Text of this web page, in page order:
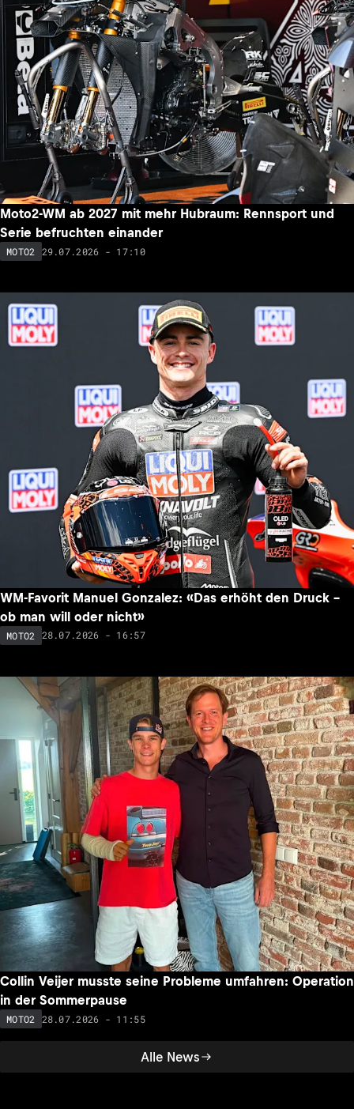
Alle News
Moto2-WM ab 2027 mit mehr Hubraum: Rennsport und
Serie befruchten einander
MOTO2 29.07.2026 - 17:10
WM-Favorit Manuel Gonzalez: «Das erhöht den Druck –
ob man will oder nicht»
MOTO2 28.07.2026 - 16:57
Collin Veijer musste seine Probleme umfahren: Operation
in der Sommerpause
MOTO2 28.07.2026 - 11:55